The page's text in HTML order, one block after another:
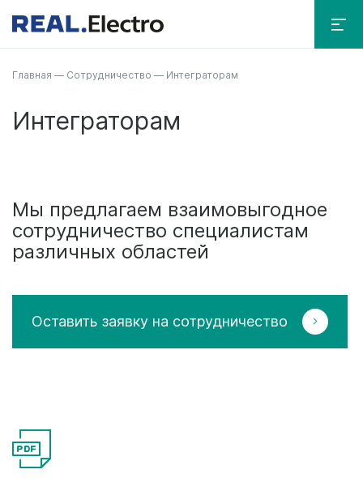
Главная — Сотрудничество — Интеграторам
Интеграторам
Мы предлагаем взаимовыгодное
сотрудничество специалистам
различных областей
Оставить заявку на сотрудничество